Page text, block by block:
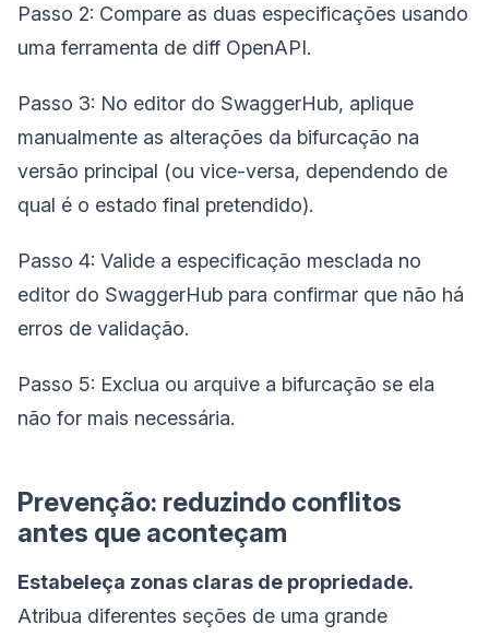
Passo 2: Compare as duas especificações usando
uma ferramenta de diff OpenAPI.
Passo 3: No editor do SwaggerHub, aplique
manualmente as alterações da bifurcação na
versão principal (ou vice-versa, dependendo de
qual é o estado final pretendido).
Passo 4: Valide a especificação mesclada no
editor do SwaggerHub para confirmar que não há
erros de validação.
Passo 5: Exclua ou arquive a bifurcação se ela
não for mais necessária.
Prevenção: reduzindo conflitos
antes que aconteçam
Estabeleça zonas claras de propriedade.
Atribua diferentes seções de uma grande